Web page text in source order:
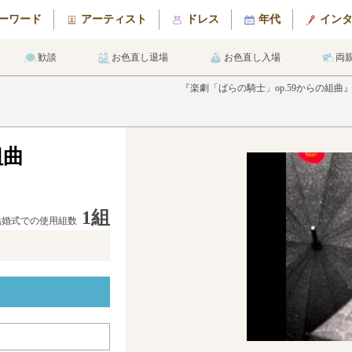
ワード アーティスト ドレス 年代 イン
歓談 お色直し退場 お色直し入場 両
『楽劇「ばらの騎士」op.59からの組
式での使用組数 1組